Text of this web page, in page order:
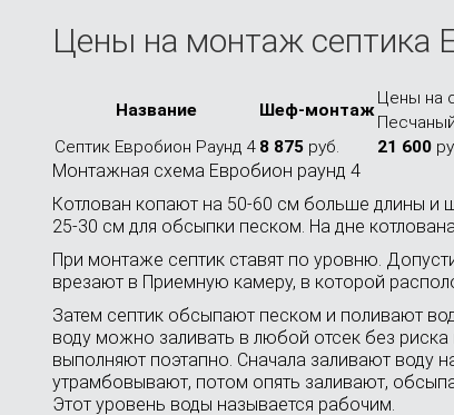
Цены на монтаж септика
Назва­ние Шеф-мон­таж
Цены на
Песча­ный
Септик Евробион Раунд 4 8 875 руб. 21 600
Монтажная схема Евробион раунд 4
Котлован копают на 50-60 см больше длины и
25-30 см для обсыпки песком. На дне
При монтаже септик ставят по уровню.
врезают в Приемную камеру, в которой
Затем септик обсыпают песком и поливают
воду можно заливать в любой отсек без
выполняют поэтапно. Сначала заливают воду
утрамбовывают, потом опять заливают,
Этот уровень воды называется рабочим.